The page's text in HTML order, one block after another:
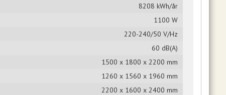
8208 kWh/år
1100 W
220-240/50 V/Hz
60 dB(A)
1500 x 1800 x 2200 mm
1260 x 1560 x 1960 mm
2200 x 1600 x 2400 mm